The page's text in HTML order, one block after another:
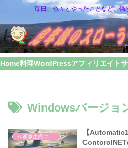
毎日、色々とやったことなど、備
Home料理WordPressアフィリエイト
Windowsバージョ
AI画像生成ツール
【
ContorolNET